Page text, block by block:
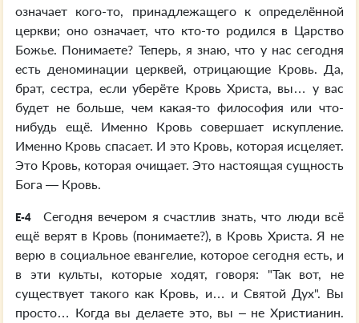
означает кого-то, принадлежащего к определённой
церкви; оно означает, что кто-то родился в Царство
Божье. Понимаете? Теперь, я знаю, что у нас сегодня
есть деноминации церквей, отрицающие Кровь. Да,
брат, сестра, если уберёте Кровь Христа, вы… у вас
будет не больше, чем какая-то философия или что-
нибудь ещё. Именно Кровь совершает искупление.
Именно Кровь спасает. И это Кровь, которая исцеляет.
Это Кровь, которая очищает. Это настоящая сущность
Бога — Кровь.
E-4
Сегодня вечером я счастлив знать, что люди всё
ещё верят в Кровь (понимаете?), в Кровь Христа. Я не
верю в социальное евангелие, которое сегодня есть, и
в эти культы, которые ходят, говоря: "Так вот, не
существует такого как Кровь, и… и Святой Дух". Вы
просто… Когда вы делаете это, вы – не Христианин.